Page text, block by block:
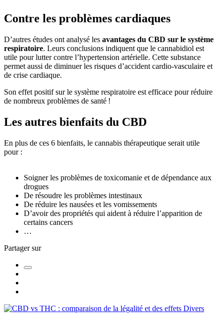
Contre les problèmes cardiaques
D’autres études ont analysé les avantages du CBD sur le système
respiratoire. Leurs conclusions indiquent que le cannabidiol est
utile pour lutter contre l’hypertension artérielle. Cette substance
permet aussi de diminuer les risques d’accident cardio-vasculaire et
de crise cardiaque.
Son effet positif sur le système respiratoire est efficace pour réduire
de nombreux problèmes de santé !
Les autres bienfaits du CBD
En plus de ces 6 bienfaits, le cannabis thérapeutique serait utile
pour :
Soigner les problèmes de toxicomanie et de dépendance aux
drogues
De résoudre les problèmes intestinaux
De réduire les nausées et les vomissements
D’avoir des propriétés qui aident à réduire l’apparition de
certains cancers
…
Partager sur
Divers